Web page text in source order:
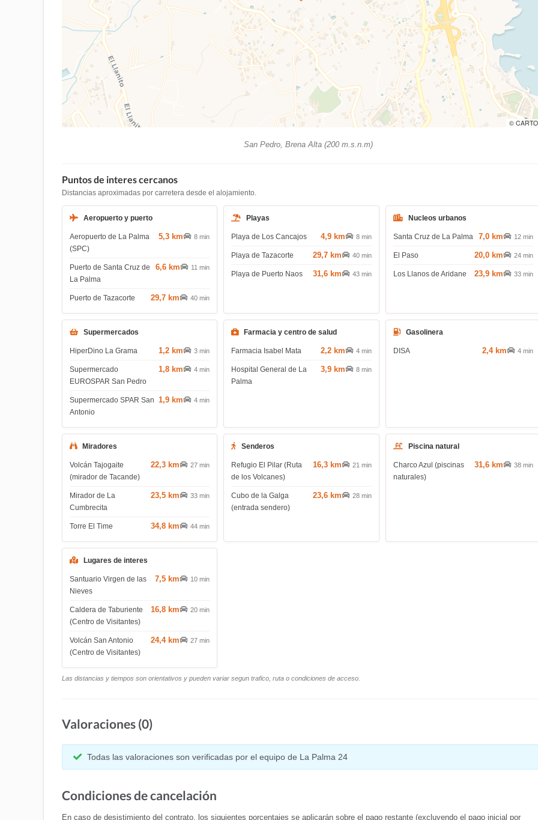
© CARTO
San Pedro, Brena Alta (200 m.s.n.m)
Puntos de interes cercanos
Distancias aproximadas por carretera desde el alojamiento.
Aeropuerto y puerto
Aeropuerto de La Palma
(SPC)
5,3 km 8 min
Puerto de Santa Cruz de
La Palma
6,6 km 11 min
Puerto de Tazacorte 29,7 km 40 min
Playas
Playa de Los Cancajos 4,9 km 8 min
Playa de Tazacorte 29,7 km 40 min
Playa de Puerto Naos 31,6 km 43 min
Nucleos urbanos
Santa Cruz de La Palma 7,0 km 12 min
El Paso 20,0 km 24 min
Los Llanos de Aridane 23,9 km 33 min
Supermercados
HiperDino La Grama 1,2 km 3 min
Supermercado
EUROSPAR San Pedro
1,8 km 4 min
Supermercado SPAR San
Antonio
1,9 km 4 min
Farmacia y centro de salud
Farmacia Isabel Mata 2,2 km 4 min
Hospital General de La
Palma
3,9 km 8 min
Gasolinera
DISA 2,4 km 4 min
Miradores
Volcán Tajogaite
(mirador de Tacande)
22,3 km 27 min
Mirador de La
Cumbrecita
23,5 km 33 min
Torre El Time 34,8 km 44 min
Senderos
Refugio El Pilar (Ruta
de los Volcanes)
16,3 km 21 min
Cubo de la Galga
(entrada sendero)
23,6 km 28 min
Piscina natural
Charco Azul (piscinas
naturales)
31,6 km 38 min
Lugares de interes
Santuario Virgen de las
Nieves
7,5 km 10 min
Caldera de Taburiente
(Centro de Visitantes)
16,8 km 20 min
Volcán San Antonio
(Centro de Visitantes)
24,4 km 27 min
Las distancias y tiempos son orientativos y pueden variar segun trafico, ruta o condiciones de acceso.
Valoraciones (0)
Todas las valoraciones son verificadas por el equipo de La Palma 24
Condiciones de cancelación
En caso de desistimiento del contrato, los siguientes porcentajes se aplicarán sobre el pago restante (excluyendo el pago inicial por